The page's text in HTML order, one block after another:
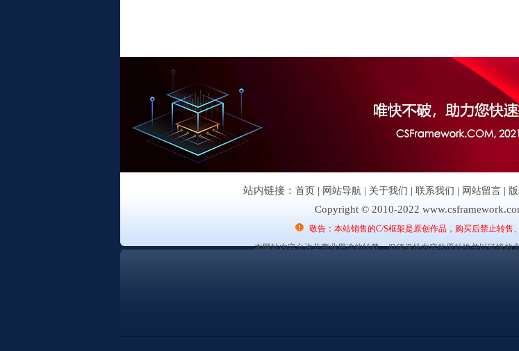
站内链接： 首页| 网站导航 | 关于我们 | 联系我们 | 网站留言|
Copyright © 2010-2022
敬告：本站销售的C/S框架是原创作品，购买后禁止转售
本网站内容允许非商业用途的转载，但须保持内容的原始性并以链接的